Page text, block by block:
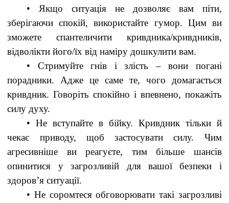
• Якщо ситуація не дозволяє вам піти,
зберігаючи спокій, використайте гумор. Цим ви
зможете спантеличити кривдника/кривдників,
відволікти його/їх від наміру дошкулити вам.
• Стримуйте гнів і злість – вони погані
порадники. Адже це саме те, чого домагається
кривдник. Говоріть спокійно і впевнено, покажіть
силу духу.
• Не вступайте в бійку. Кривдник тільки й
чекає приводу, щоб застосувати силу. Чим
агресивніше ви реагуєте, тим більше шансів
опинитися у загрозливій для вашої безпеки і
здоров’я ситуації.
• Не соромтеся обговорювати такі загрозливі